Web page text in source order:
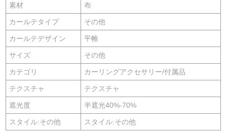
素材 布
カールテタイプ その他
カールテデザイン 平帷
サイズ その他
カテゴリ カーリングアクセサリー/付属品
テクスチャ テクスチャ
遮光度 半遮光40%-70%
スタイル:その他 スタイル:その他